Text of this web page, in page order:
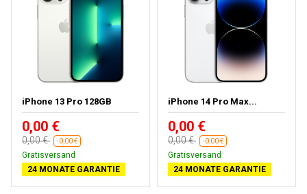
iPhone 13 Pro 128GB
0,00 €
0,00 € -0,00 €
Gratisversand
24 MONATE GARANTIE
iPhone 14 Pro Max...
0,00 €
0,00 € -0,00 €
Gratisversand
24 MONATE GARANTIE